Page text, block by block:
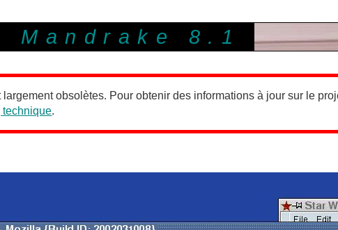
8.1
largement obsolètes. Pour obtenir des informations à jour sur le
technique.